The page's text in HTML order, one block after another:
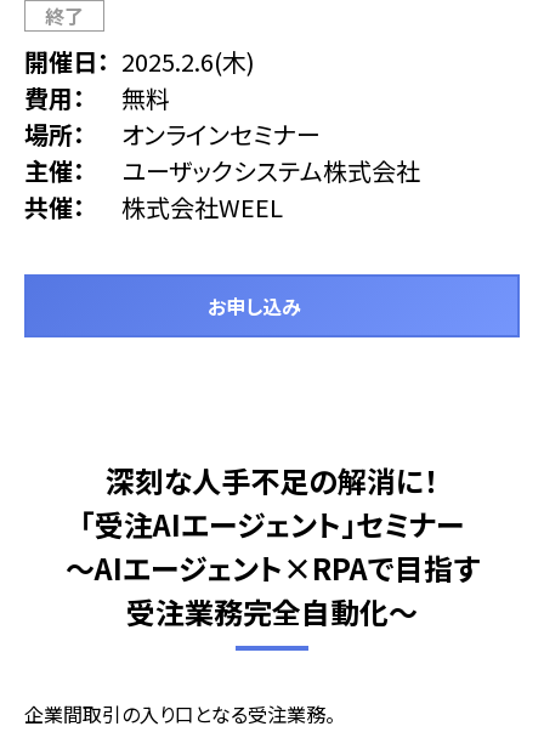
終了
開催日
2025.2.6(木)
費用
無料
場所
オンラインセミナー
主催
ユーザックシステム株式会社
共催
株式会社WEEL
お申し込み
深刻な人手不足の解消に！
「受注AIエージェント」セミナー
～AIエージェント×RPAで目指す
受注業務完全自動化～
企業間取引の入り口となる受注業務。